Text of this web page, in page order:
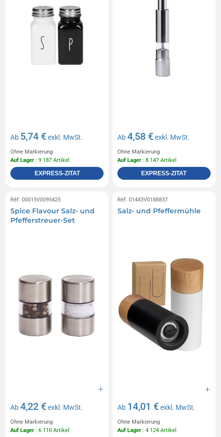
Ab 5,74 €exkl. MwSt.
Ohne Markierung
Auf Lager : 9 187 Artikel
EXPRESS-ZITAT
Ab4,58 €exkl. MwSt.
Ohne Markierung
Auf Lager : 8 147 Artikel
EXPRESS-ZITAT
Réf. 00013V0095425
Spice Flavour Salz- und
Pfefferstreuer-Set
Ab4,22 €exkl. MwSt.
Ohne Markierung
Auf Lager : 6 110 Artikel
Réf. 01443V0188837
Salz- und Pfeffermühle
Ab 14,01 €exkl. MwSt.
Ohne Markierung
Auf Lager : 4 124 Artikel